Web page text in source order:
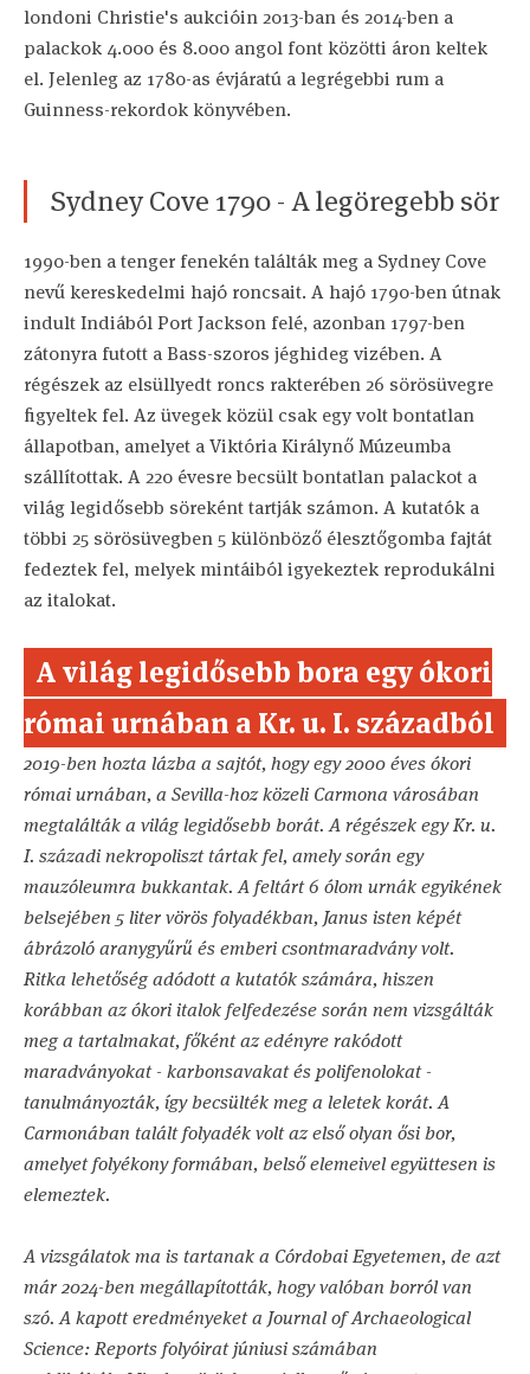
londoni Christie's aukcióin 2013-ban és 2014-ben a
palackok 4.000 és 8.000 angol font közötti áron keltek
el. Jelenleg az 1780-as évjáratú a legrégebbi rum a
Guinness-rekordok könyvében.
Sydney Cove 1790 - A legöregebb sör
1990-ben a tenger fenekén találták meg a Sydney Cove
nevű kereskedelmi hajó roncsait. A hajó 1790-ben útnak
indult Indiából Port Jackson felé, azonban 1797-ben
zátonyra futott a Bass-szoros jéghideg vizében. A
régészek az elsüllyedt roncs rakterében 26 sörösüvegre
figyeltek fel. Az üvegek közül csak egy volt bontatlan
állapotban, amelyet a Viktória Királynő Múzeumba
szállítottak. A 220 évesre becsült bontatlan palackot a
világ legidősebb söreként tartják számon. A kutatók a
többi 25 sörösüvegben 5 különböző élesztőgomba fajtát
fedeztek fel, melyek mintáiból igyekeztek reprodukálni
az italokat.
A világ legidősebb bora egy ókori
római urnában a Kr. u. I. századból
2019-ben hozta lázba a sajtót, hogy egy 2000 éves ókori
római urnában, a Sevilla-hoz közeli Carmona városában
megtalálták a világ legidősebb borát. A régészek egy Kr. u.
I. századi nekropoliszt tártak fel, amely során egy
mauzóleumra bukkantak. A feltárt 6 ólom urnák egyikének
belsejében 5 liter vörös folyadékban, Janus isten képét
ábrázoló aranygyűrű és emberi csontmaradvány volt.
Ritka lehetőség adódott a kutatók számára, hiszen
korábban az ókori italok felfedezése során nem vizsgálták
meg a tartalmakat, főként az edényre rakódott
maradványokat - karbonsavakat és polifenolokat -
tanulmányozták, így becsülték meg a leletek korát. A
Carmonában talált folyadék volt az első olyan ősi bor,
amelyet folyékony formában, belső elemeivel együttesen is
elemeztek.
A vizsgálatok ma is tartanak a Córdobai Egyetemen, de azt
már 2024-ben megállapították, hogy valóban borról van
szó. A kapott eredményeket a Journal of Archaeological
Science: Reports folyóirat júniusi számában